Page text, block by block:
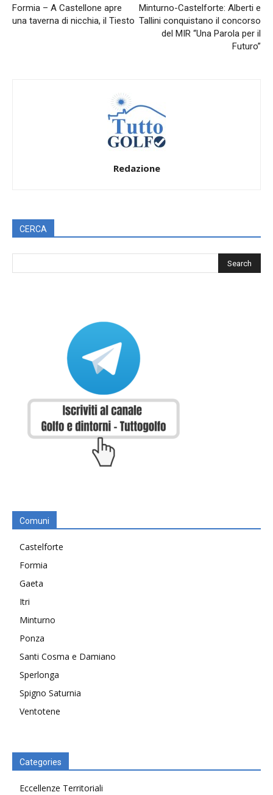
Formia – A Castellone apre
una taverna di nicchia, il Tiesto
Minturno-Castelforte: Alberti e
Tallini conquistano il concorso
del MIR “Una Parola per il
Futuro”
Redazione
CERCA
Comuni
Castelforte
Formia
Gaeta
Itri
Minturno
Ponza
Santi Cosma e Damiano
Sperlonga
Spigno Saturnia
Ventotene
Categories
Eccellenze Territoriali